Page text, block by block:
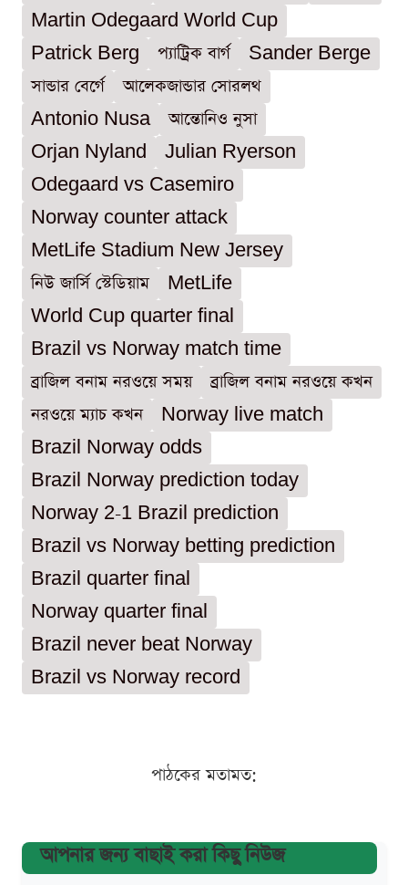
Martin Odegaard World Cup
Patrick Berg
প্যাট্রিক বার্গ
Sander Berge
সান্ডার বের্গে
আলেকজান্ডার সোরলথ
Antonio Nusa
আন্তোনিও নুসা
Orjan Nyland
Julian Ryerson
Odegaard vs Casemiro
Norway counter attack
MetLife Stadium New Jersey
নিউ জার্সি স্টেডিয়াম
MetLife
World Cup quarter final
Brazil vs Norway match time
ব্রাজিল বনাম নরওয়ে সময়
ব্রাজিল বনাম নরওয়ে কখন
নরওয়ে ম্যাচ কখন
Norway live match
Brazil Norway odds
Brazil Norway prediction today
Norway 2-1 Brazil prediction
Brazil vs Norway betting prediction
Brazil quarter final
Norway quarter final
Brazil never beat Norway
Brazil vs Norway record
পাঠকের মতামত:
আপনার জন্য বাছাই করা কিছু নিউজ